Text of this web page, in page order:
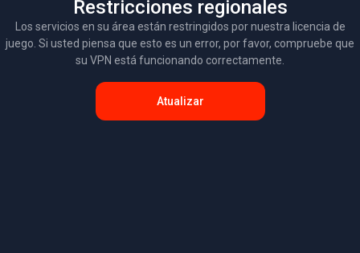
Restricciones regionales
Los servicios en su área están restringidos por nuestra licencia de
juego. Si usted piensa que esto es un error, por favor, compruebe que
su VPN está funcionando correctamente.
Atualizar